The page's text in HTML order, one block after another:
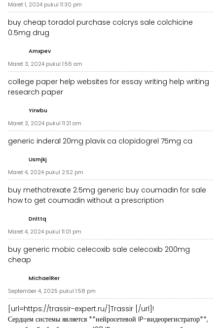
Maret 1, 2024 pukul 11:30 pm
buy cheap toradol purchase colcrys sale colchicine
0.5mg drug
Amxpev
Maret 3, 2024 pukul 1:56 am
college paper help websites for essay writing help writing
research paper
Yirwbu
Maret 3, 2024 pukul 11:21 am
generic inderal 20mg plavix ca clopidogrel 75mg ca
Usmjkj
Maret 4, 2024 pukul 2:52 pm
buy methotrexate 2.5mg generic buy coumadin for sale
how to get coumadin without a prescription
Dnlttq
Maret 4, 2024 pukul 11:01 pm
buy generic mobic celecoxib sale celecoxib 200mg
cheap
MichaelRer
September 4, 2025 pukul 1:58 pm
[url=https://trassir-expert.ru/]Trassir [/url]!
Сердцем системы является **нейросетевой IP-видеорегистратор**,